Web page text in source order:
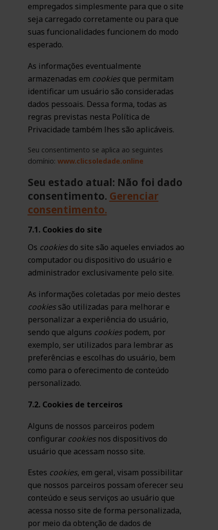
empregados simplesmente para que o site
seja carregado corretamente ou para que
suas funcionalidades funcionem do modo
esperado.
As informações eventualmente
armazenadas em cookiesque permitam
identificar um usuário são consideradas
dados pessoais. Dessa forma, todas as
regras previstas nesta Política de
Privacidade também lhes são aplicáveis.
Seu consentimento se aplica ao seguintes
domínio: www.clicsoledade.online
Seu estado atual: Não foi dado
consentimento. Gerenciar
consentimento.
7.1. Cookies do site
Os cookiesdo site são aqueles enviados ao
computador ou dispositivo do usuário e
administrador exclusivamente pelo site.
As informações coletadas por meio destes
cookiessão utilizadas para melhorar e
personalizar a experiência do usuário,
sendo que alguns cookiespodem, por
exemplo, ser utilizados para lembrar as
preferências e escolhas do usuário, bem
como para o oferecimento de conteúdo
personalizado.
7.2. Cookies de terceiros
Alguns de nossos parceiros podem
configurar cookiesnos dispositivos do
usuário que acessam nosso site.
Estes cookies, em geral, visam possibilitar
que nossos parceiros possam oferecer seu
conteúdo e seus serviços ao usuário que
acessa nosso site de forma personalizada,
por meio da obtenção de dados de